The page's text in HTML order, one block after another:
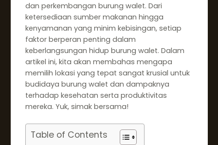
dan perkembangan burung walet. Dari
ketersediaan sumber makanan hingga
kenyamanan yang minim kebisingan, setiap
faktor berperan penting dalam
keberlangsungan hidup burung walet. Dalam
artikel ini, kita akan membahas mengapa
memilih lokasi yang tepat sangat krusial untuk
budidaya burung walet dan dampaknya
terhadap kesehatan serta produktivitas
mereka. Yuk, simak bersama!
Table of Contents